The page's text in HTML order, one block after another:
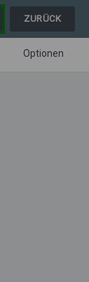
ZURÜCK
Optionen